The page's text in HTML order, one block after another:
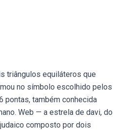
triângulos equiláteros que
no símbolo escolhido pelos
pontas, também conhecida
Web — a estrela de davi, do
composto por dois